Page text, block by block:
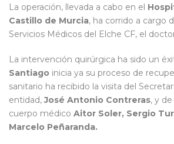
La operación, llevada a cabo en el
Castillo de Murcia, ha corrido a cargo
Servicios Médicos del Elche CF, el
La intervención quirúrgica ha sido un
Santiago inicia ya su proceso de
sanitario ha recibido la visita del
entidad,José Antonio Contreras, y
cuerpo médico Aitor Soler, Sergio
Marcelo Peñaranda.